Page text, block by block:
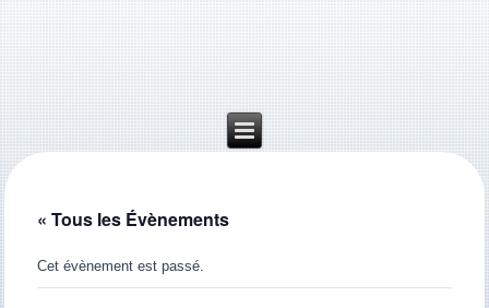
« Tous les Évènements
Cet évènement est passé.